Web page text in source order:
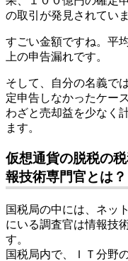
の取引が発見されていま
すごい金額ですね。平
上の申告漏れです。
そして、自分の名義で
定申告しなかったケース
わざと売却益を少なく
ます。
仮想通貨の脱税の
報技術専門官とは？
国税局の中には、ネッ
にいる調査官は情報技
す。
国税局内で、ＩＴ分野